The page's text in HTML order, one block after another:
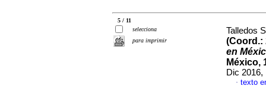
5 / 11
selecciona
para imprimir
Talledos
(Coord.:
en
México,
Dic 2016,
· texto